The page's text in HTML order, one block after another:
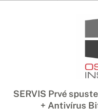
SERVIS Prvé
+ Antivírus